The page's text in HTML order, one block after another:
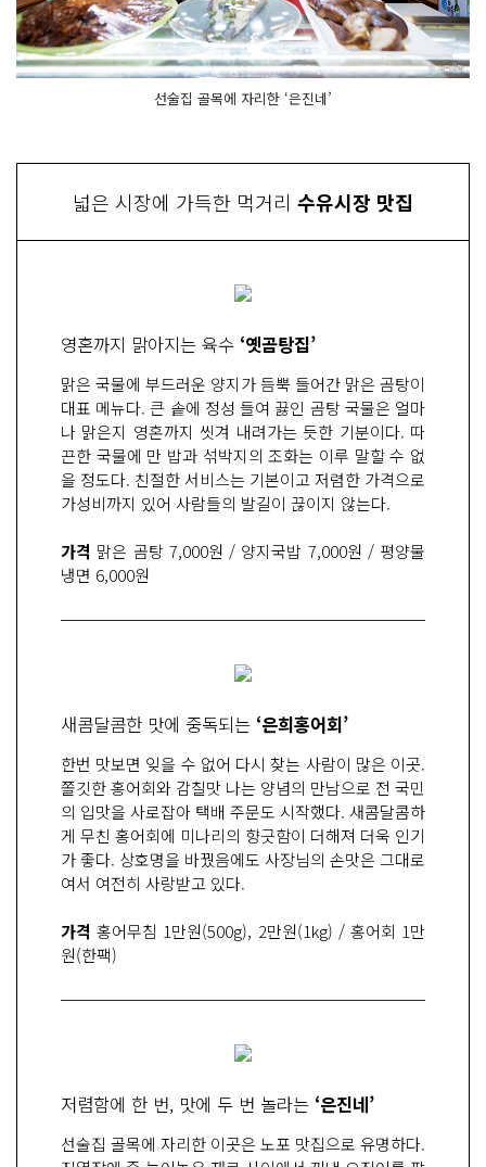
선술집 골목에 자리한 ‘은진네’
넓은 시장에 가득한 먹거리 수유시장 맛집
영혼까지 맑아지는 육수 ‘옛곰탕집’
맑은 국물에 부드러운 양지가 듬뿍 들어간 맑은 곰탕이
대표 메뉴다. 큰 솥에 정성 들여 끓인 곰탕 국물은 얼마
나 맑은지 영혼까지 씻겨 내려가는 듯한 기분이다. 따
끈한 국물에 만 밥과 섞박지의 조화는 이루 말할 수 없
을 정도다. 친절한 서비스는 기본이고 저렴한 가격으로
가성비까지 있어 사람들의 발길이 끊이지 않는다.
가격 맑은 곰탕 7,000원 / 양지국밥 7,000원 / 평양물
냉면 6,000원
새콤달콤한 맛에 중독되는 ‘은희홍어회’
한번 맛보면 잊을 수 없어 다시 찾는 사람이 많은 이곳.
쫄깃한 홍어회와 감칠맛 나는 양념의 만남으로 전 국민
의 입맛을 사로잡아 택배 주문도 시작했다. 새콤달콤하
게 무친 홍어회에 미나리의 향긋함이 더해져 더욱 인기
가 좋다. 상호명을 바꿨음에도 사장님의 손맛은 그대로
여서 여전히 사랑받고 있다.
가격 홍어무침 1만원(500g), 2만원(1kg) / 홍어회 1만
원(한팩)
저렴함에 한 번, 맛에 두 번 놀라는 ‘은진네’
선술집 골목에 자리한 이곳은 노포 맛집으로 유명하다.